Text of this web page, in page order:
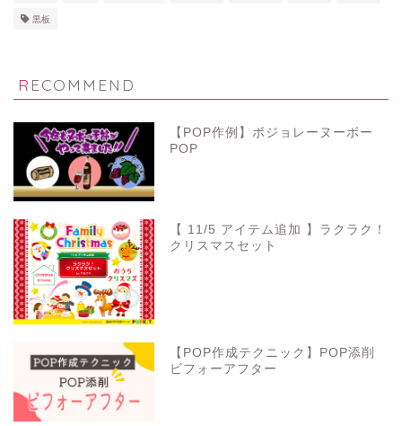
黒板
RECOMMEND
【POP作例】ボジョレーヌーボー
POP
【 11/5 アイテム追加 】ラクラク！
クリスマスセット
【POP作成テクニック】POP添削
ビフォーアフター